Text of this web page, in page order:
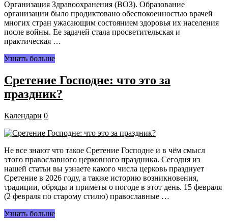
Организация Здравоохранения (ВОЗ). Образование
организации было продиктовано обеспокоенностью врачей
многих стран ужасающим состоянием здоровья их населения
после войны. Ее задачей стала просветительская и
практическая …
Узнать больше
Сретение Господне: что это за
праздник?
Календари 0
Не все знают что такое Сретение Господне и в чём смысл
этого православного церковного праздника. Сегодня из
нашей статьи вы узнаете какого числа церковь празднует
Сретение в 2026 году, а также историю возникновения,
традиции, обряды и приметы о погоде в этот день. 15 февраля
(2 февраля по старому стилю) православные …
Узнать больше